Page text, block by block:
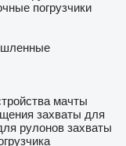
погрузчики
мачты
захваты для
рулонов захваты